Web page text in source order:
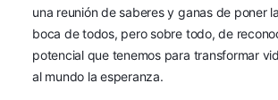
una reunión de saberes y ganas de poner
boca de todos, pero sobre todo, de
potencial que tenemos para transformar
al mundo la esperanza.